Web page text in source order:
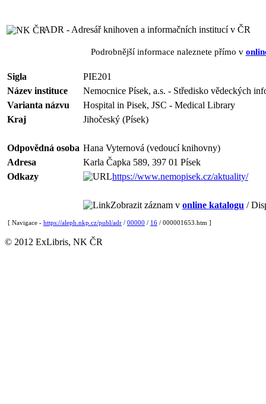
ADR - Adresář knihoven a informačních institucí v ČR
Podrobnější informace naleznete přímo v
Sigla
PIE201
Název instituce
Nemocnice Písek, a.s. - Středisko vědeckých
Varianta názvu
Hospital in Pisek, JSC - Medical Library
Kraj
Jihočeský (Písek)
Odpovědná osoba Hana Vyternová (vedoucí knihovny)
Adresa
Karla Čapka 589, 397 01 Písek
Odkazy
https://www.nemopisek.cz/aktuality/
Zobrazit záznam v online katalogu /
[ Navigace - https://aleph.nkp.cz/publ/adr / 00000 / 16 / 000001653.htm ]
© 2012 ExLibris, NK ČR